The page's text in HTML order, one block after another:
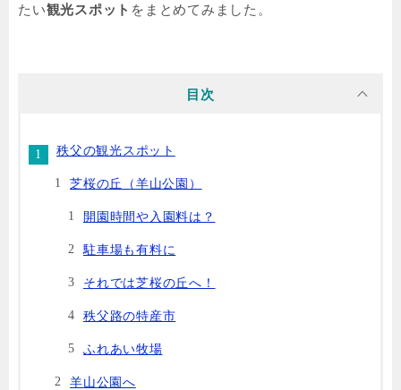
たい観光スポット をまとめてみました。
目次
秩父の観光スポット
芝桜の丘（羊山公園）
開園時間や入園料は？
駐車場も有料に
それでは芝桜の丘へ！
秩父路の特産市
ふれあい牧場
羊山公園へ